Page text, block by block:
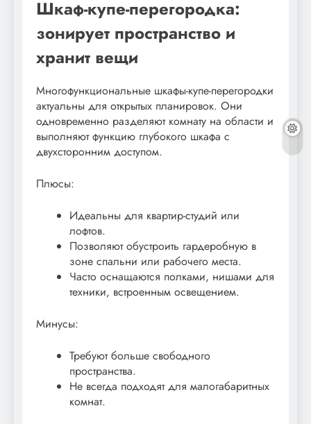
Шкаф-купе-перегородка:
зонирует пространство и
хранит вещи
Многофункциональные шкафы-купе-перегородки
актуальны для открытых планировок. Они
одновременно разделяют комнату на области и
выполняют функцию глубокого шкафа с
двухсторонним доступом.
Плюсы:
Идеальны для квартир-студий или
лофтов.
Позволяют обустроить гардеробную в
зоне спальни или рабочего места.
Часто оснащаются полками, нишами для
техники, встроенным освещением.
Минусы:
Требуют больше свободного
пространства.
Не всегда подходят для малогабаритных
комнат.